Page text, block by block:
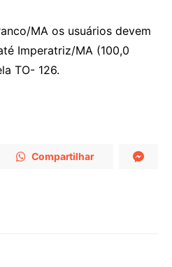
MA os usuários devem
Imperatriz/MA (100,0
TO- 126.
Compartilhar